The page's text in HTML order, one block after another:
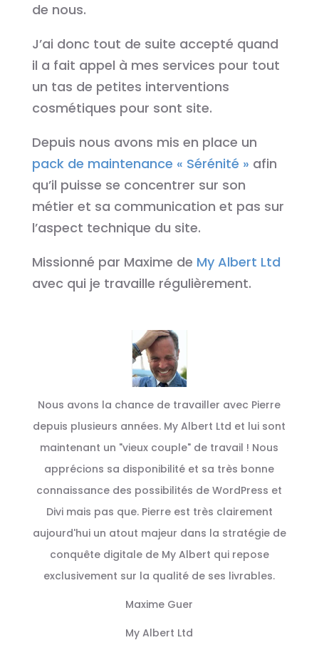
de nous.
J’ai donc tout de suite accepté quand
il a fait appel à mes services pour tout
un tas de petites interventions
cosmétiques pour sont site.
Depuis nous avons mis en place un
pack de maintenance « Sérénité » afin
qu’il puisse se concentrer sur son
métier et sa communication et pas sur
l’aspect technique du site.
Missionné par Maxime de My Albert Ltd
avec qui je travaille régulièrement.
Nous avons la chance de travailler avec Pierre
depuis plusieurs années. My Albert Ltd et lui sont
maintenant un "vieux couple" de travail ! Nous
apprécions sa disponibilité et sa très bonne
connaissance des possibilités de WordPress et
Divi mais pas que. Pierre est très clairement
aujourd'hui un atout majeur dans la stratégie de
conquête digitale de My Albert qui repose
exclusivement sur la qualité de ses livrables.
Maxime Guer
My Albert Ltd